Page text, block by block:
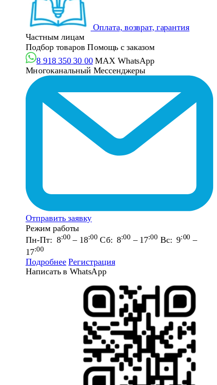
Оплата, возврат, гарантия
Частным лицам
Подбор товаров Помощь с заказом
8 918 350 30 00 MAX WhatsApp
Многоканальный Мессенджеры
Отправить заявку
Режим работы
Пн-Пт: 8:00 – 18:00 Сб: 8:00 – 17:00 Вс: 9:00 –
17:00
Подробнее Регистрация
Написать в WhatsApp